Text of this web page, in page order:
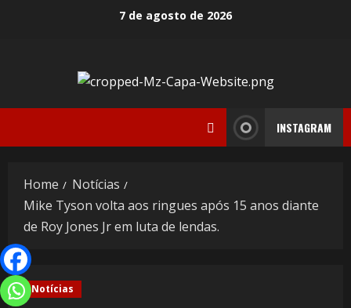
7 de agosto de 2026
INSTAGRAM
Home
Notícias
Mike Tyson volta aos ringues após 15 anos diante
de Roy Jones Jr em luta de lendas.
Notícias